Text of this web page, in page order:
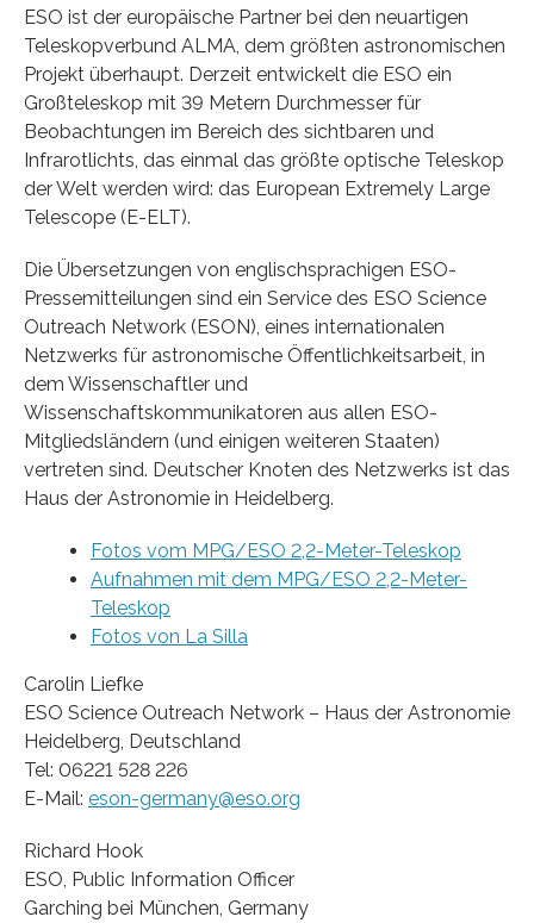
ESO ist der europäische Partner bei den neuartigen
Teleskopverbund ALMA, dem größten astronomischen
Projekt überhaupt. Derzeit entwickelt die ESO ein
Großteleskop mit 39 Metern Durchmesser für
Beobachtungen im Bereich des sichtbaren und
Infrarotlichts, das einmal das größte optische Teleskop
der Welt werden wird: das European Extremely Large
Telescope (E-ELT).
Die Übersetzungen von englischsprachigen ESO-
Pressemitteilungen sind ein Service des ESO Science
Outreach Network (ESON), eines internationalen
Netzwerks für astronomische Öffentlichkeitsarbeit, in
dem Wissenschaftler und
Wissenschaftskommunikatoren aus allen ESO-
Mitgliedsländern (und einigen weiteren Staaten)
vertreten sind. Deutscher Knoten des Netzwerks ist das
Haus der Astronomie in Heidelberg.
Fotos vom MPG/ESO 2,2-Meter-Teleskop
Aufnahmen mit dem MPG/ESO 2,2-Meter-
Teleskop
Fotos von La Silla
Carolin Liefke
ESO Science Outreach Network – Haus der Astronomie
Heidelberg, Deutschland
Tel: 06221 528 226
E-Mail: eson-germany@eso.org
Richard Hook
ESO, Public Information Officer
Garching bei München, Germany